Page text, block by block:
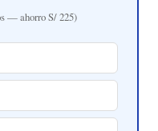
— ahorro S/ 225)